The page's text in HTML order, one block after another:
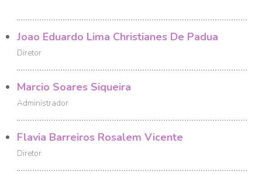
Joao Eduardo Lima Christianes De Padua
Diretor
Marcio Soares Siqueira
Administrador
Flavia Barreiros Rosalem Vicente
Diretor